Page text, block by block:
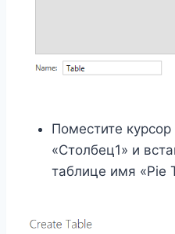
Поместите
«Столбец1» и
таблице имя «Pie